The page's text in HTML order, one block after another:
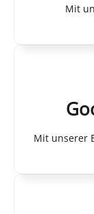
Mit
Mit unserer